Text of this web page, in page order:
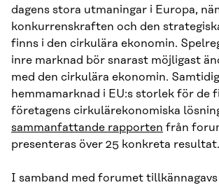
dagens stora utmaningar i Europa,
konkurrenskraften och den
finns i den cirkulära ekonomin.
inre marknad bör snarast möjligast
med den cirkulära ekonomin.
hemmamarknad i EU:s storlek för de
företagens cirkulärekonomiska
sammanfattande rapporten från
presenteras över 25 konkreta resultat.
I samband med forumet